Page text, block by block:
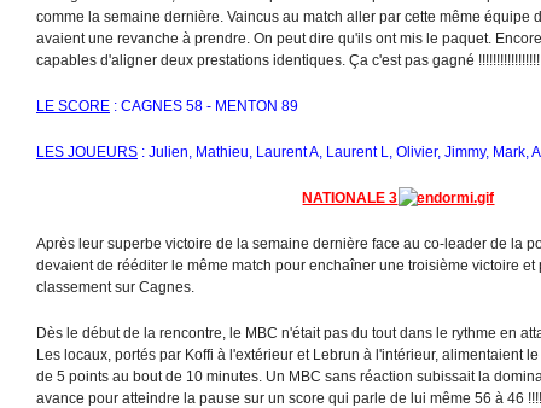
comme la semaine dernière. Vaincus au match aller par cette même équipe
avaient une revanche à prendre. On peut dire qu'ils ont mis le paquet.
capables d'aligner deux prestations identiques. Ça c'est pas gagné !!!!!!!!!!!!!!!!!
LE SCORE : CAGNES 58 - MENTON 89
LES JOUEURS : Julien, Mathieu, Laurent A, Laurent L, Olivier, Jimmy, Mark,
NATIONALE 3
Après leur superbe victoire de la semaine dernière face au co-leader de la
devaient de rééditer le même match pour enchaîner une troisième victoire
classement sur Cagnes.
Dès le début de la rencontre, le MBC n'était pas du tout dans le rythme en
Les locaux, portés par Koffi à l'extérieur et Lebrun à l'intérieur, alimentaient
de 5 points au bout de 10 minutes. Un MBC sans réaction subissait la
avance pour atteindre la pause sur un score qui parle de lui même 56 à 46